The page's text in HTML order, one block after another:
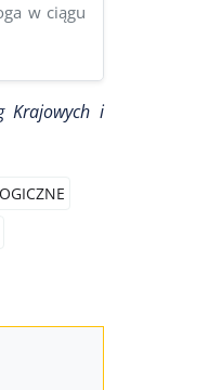
w ciągu
Krajowych i